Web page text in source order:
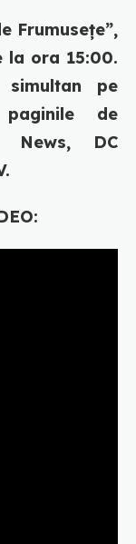
Frumusețe”,
la ora 15:00.
pe
de
News, DC